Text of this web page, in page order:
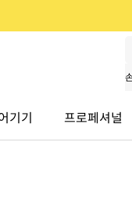
기기 프로페셔널